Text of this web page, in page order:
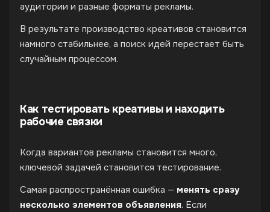
аудитории и разные форматы рекламы.
В результате производство креативов становится
намного стабильнее, а поиск идей перестает быть
случайным процессом.
Как тестировать креативы и находить
рабочие связки
Когда вариантов рекламы становится много,
ключевой задачей становится тестирование.
Самая распространённая ошибка — менять сразу
несколько элементов объявления. Если